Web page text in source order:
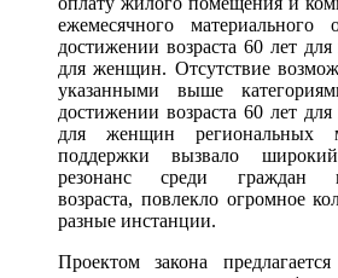
ежемесячного материального
достижении возраста 60 лет
для женщин. Отсутствие
указанными выше
достижении возраста 60 лет
для женщин региональных
поддержки вызвало
резонанс среди граждан
возраста, повлекло огромное
разные инстанции.
Проектом закона предлагается